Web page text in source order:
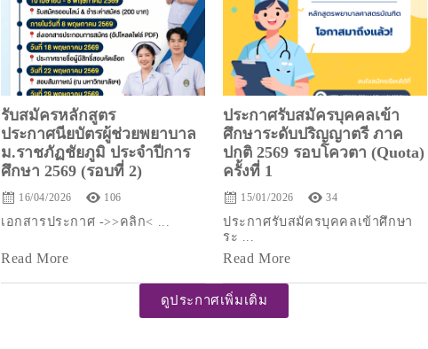
รับสมัครหลักสูตร
ประกาศนียบัตรผู้ช่วยพยาบาล
ม.ราชภัฏชัยภูมิ ประจำปีการ
ศึกษา 2569 (รอบที่ 2)
16/04/2026 106
เอกสารประกาศ ->>คลิก< ...
Read More
ประกาศรับสมัครบุคคลเข้า
ศึกษาระดับปริญญาตรี ภาค
ปกติ 2569 รอบโควตา (Quota)
ครั้งที่ 1
15/01/2026 34
ประกาศรับสมัครบุคคลเข้าศึกษา
ระ ...
Read More
ดูประกาศเพิ่มเติม